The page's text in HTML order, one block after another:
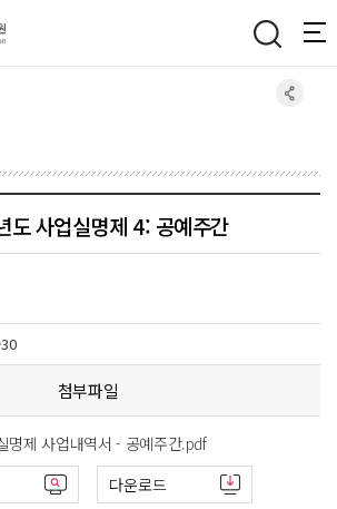
도 사업실명제 4: 공예주간
첨부파일
명제 사업내역서 - 공예주간.pdf
다운로드